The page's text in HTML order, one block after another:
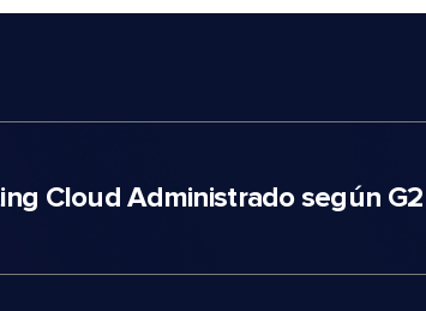
Cloud Administrado según G2